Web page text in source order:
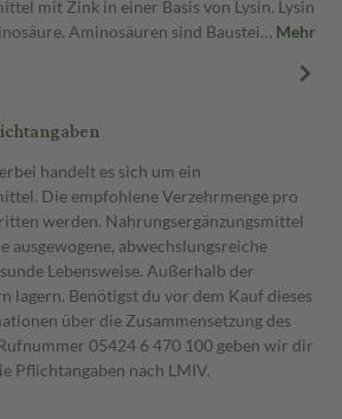
mit Zink in einer Basis von Lysin. Lysin
Aminosäuren sind Baustei… Mehr
handelt es sich um ein
Die empfohlene Verzehrmenge pro
werden. Nahrungsergänzungsmittel
ausgewogene, abwechslungsreiche
Lebensweise. Außerhalb der
lagern. Benötigst du vor dem Kauf dieses
über die Zusammensetzung des
05424 6 470 100 geben wir dir
Pflichtangaben nach LMIV.